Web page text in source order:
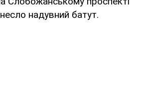
надувний батут.